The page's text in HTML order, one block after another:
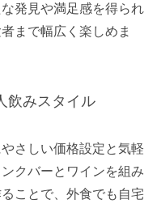
発見や満足感を得られ
まで幅広く楽しめま
飲みスタイル
さしい価格設定と気軽
クバーとワインを組み
ことで、外食でも自宅